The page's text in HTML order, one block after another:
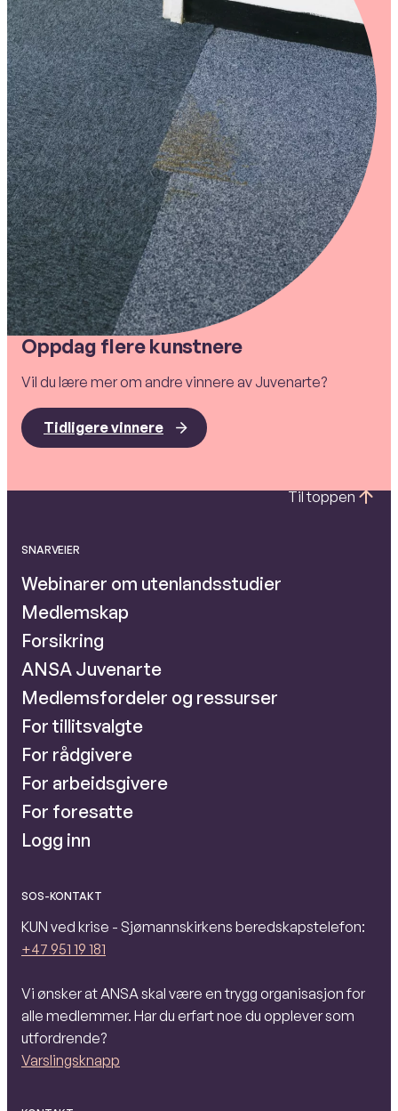
Oppdag flere kunstnere
Vil du lære mer om andre vinnere av Juvenarte?
Tidligere vinnere
SNARVEIER
Webinarer om utenlandsstudier
Medlemskap
Forsikring
ANSA Juvenarte
Medlemsfordeler og ressurser
For tillitsvalgte
For rådgivere
For arbeidsgivere
For foresatte
Logg inn
SOS-KONTAKT
KUN ved krise - Sjømannskirkens beredskapstelefon:
+47 951 19 181
Vi ønsker at ANSA skal være en trygg organisasjon for
alle medlemmer. Har du erfart noe du opplever som
utfordrende?
Varslingsknapp
Til toppen